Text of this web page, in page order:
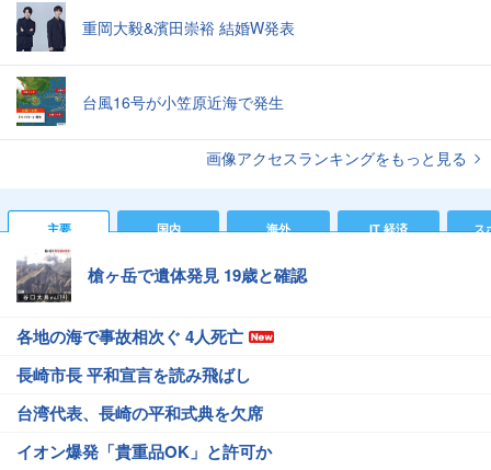
重岡大毅&濱田崇裕 結婚W発表
台風16号が小笠原近海で発生
画像アクセスランキングをもっと見る
主要 国内 海外 IT 経済 ス
槍ヶ岳で遺体発見 19歳と確認
各地の海で事故相次ぐ 4人死亡
長崎市長 平和宣言を読み飛ばし
台湾代表、長崎の平和式典を欠席
イオン爆発「貴重品OK」と許可か